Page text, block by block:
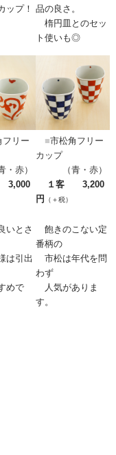
ップ！ 品の良さ。
楕円皿とのセッ
ト使いも◎
フリー
・赤）
いとさ
は引出
めで
■市松角フリー
カップ
（青・赤）
１客 3,200
円
（＋税）
飽きのこない定
番柄の
市松は年代を問
わず
人気がありま
す。